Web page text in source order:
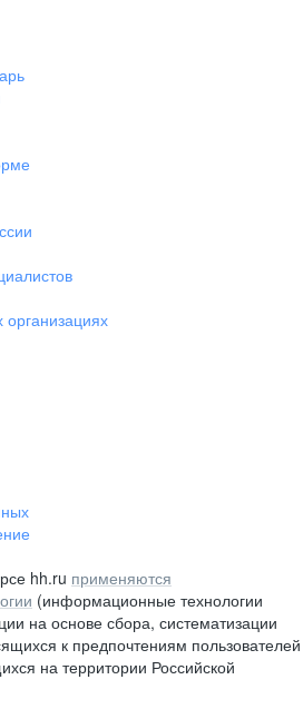
hh.ru применяются
(информационные технологии
на основе сбора, систематизации
к предпочтениям пользователей
на территории Российской